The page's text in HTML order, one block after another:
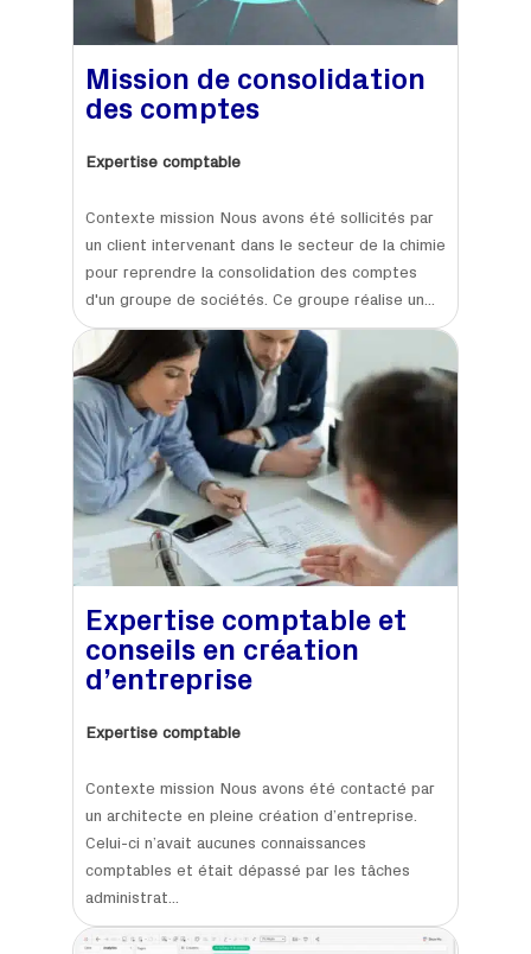
Mission de consolidation
des comptes
Expertise comptable
Contexte mission Nous avons été sollicités par
un client intervenant dans le secteur de la chimie
pour reprendre la consolidation des comptes
d'un groupe de sociétés. Ce groupe réalise un...
Expertise comptable et
conseils en création
d’entreprise
Expertise comptable
Contexte mission Nous avons été contacté par
un architecte en pleine création d’entreprise.
Celui-ci n’avait aucunes connaissances
comptables et était dépassé par les tâches
administrat...